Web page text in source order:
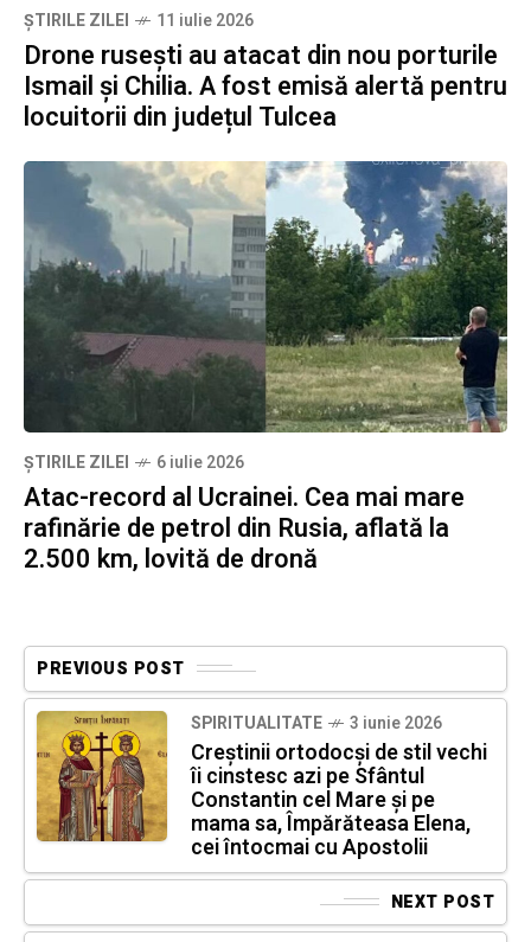
ȘTIRILE ZILEI 11 iulie 2026
Drone rusești au atacat din nou porturile
Ismail și Chilia. A fost emisă alertă pentru
locuitorii din județul Tulcea
ȘTIRILE ZILEI 6 iulie 2026
Atac-record al Ucrainei. Cea mai mare
rafinărie de petrol din Rusia, aflată la
2.500 km, lovită de dronă
PREVIOUS POST
SPIRITUALITATE 3 iunie 2026
Creștinii ortodocși de stil vechi
îi cinstesc azi pe Sfântul
Constantin cel Mare și pe
mama sa, Împărăteasa Elena,
cei întocmai cu Apostolii
NEXT POST